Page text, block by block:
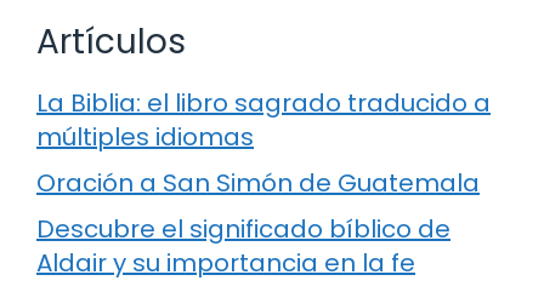
Artículos
La Biblia: el libro sagrado traducido a
múltiples idiomas
Oración a San Simón de Guatemala
Descubre el significado bíblico de
Aldair y su importancia en la fe